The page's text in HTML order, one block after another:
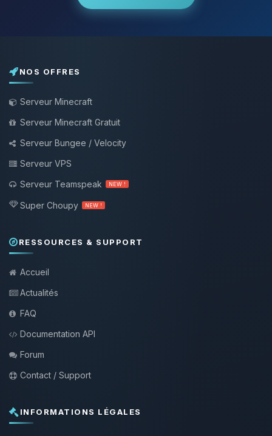
NOS OFFRES
Serveur Minecraft
Serveur Minecraft Gratuit
Serveur Bungee / Velocity
Serveur VPS
Serveur Teamspeak
NEW !
Super Choupy NEW !
RESSOURCES & SUPPORT
Accueil
Actualités
FAQ
Documentation API
Forum
Contact / Support
INFORMATIONS LÉGALES